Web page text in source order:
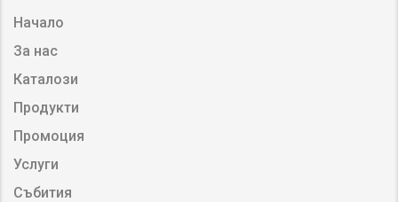
Начало
За нас
Каталози
Продукти
Промоция
Услуги
Събития